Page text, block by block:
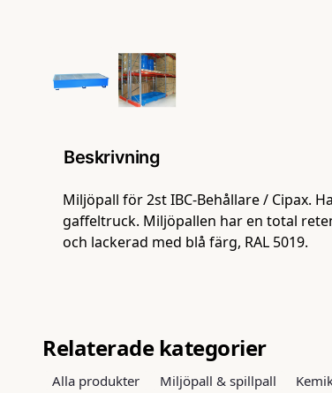
Beskrivning
Miljöpall för 2st IBC-Behållare / Cipax.
gaffeltruck. Miljöpallen har en total
och lackerad med blå färg, RAL 5019.
Relaterade kategorier
Alla produkter Miljöpall & spillpall